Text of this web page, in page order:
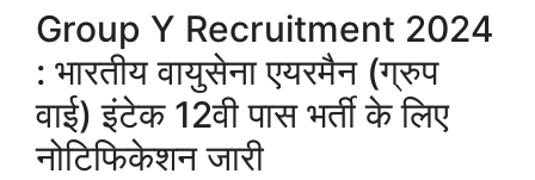
Group Y Recruitment 2024
: भारतीय वायुसेना एयरमैन (ग्रुप
वाई) इंटेक 12वी पास भर्ती के लिए
नोटिफिकेशन जारी